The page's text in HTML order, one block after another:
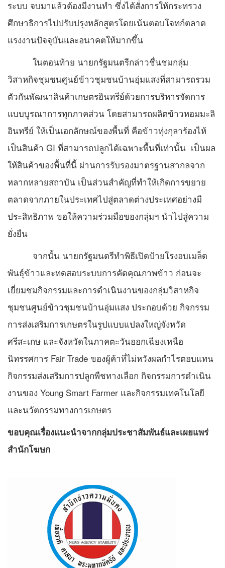
ระบบ จบมาแล้วต้องมีงานทำ ซึ่งได้สั่งการให้กระทรวง
ศึกษาธิการไปปรับปรุงหลักสูตรโดยเน้นตอบโจทก์ตลาด
แรงงานปัจจุบันและอนาคตให้มากขึ้น
ในตอนท้าย นายกรัฐมนตรีกล่าวชื่นชมกลุ่ม
วิสาหกิจชุมชนศูนย์ข้าวชุมชนบ้านอุ่มแสงที่สามารถรวม
ตัวกันพัฒนาสินค้าเกษตรอินทรีย์ด้วยการบริหารจัดการ
แบบบูรณาการทุกภาคส่วน โดยสามารถผลิตข้าวหอมมะลิ
อินทรีย์ ให้เป็นเอกลักษณ์ของพื้นที่ คือข้าวทุ่งกุลาร้องไห้
เป็นสินค้า GI ที่สามารถปลูกได้เฉพาะพื้นที่เท่านั้น เป็นผล
ให้สินค้าของพื้นที่นี้ ผ่านการรับรองมาตรฐานสากลจาก
หลากหลายสถาบัน เป็นส่วนสำคัญที่ทำให้เกิดการขยาย
ตลาดจากภายในประเทศไปสู่ตลาดต่างประเทศอย่างมี
ประสิทธิภาพ ขอให้ความร่วมมือของกลุ่มฯ นำไปสู่ความ
ยั่งยืน
จากนั้น นายกรัฐมนตรีทำพิธีเปิดป้ายโรงอบเมล็ด
พันธุ์ข้าวและทดสอบระบบการคัดคุณภาพข้าว ก่อนจะ
เยี่ยมชมกิจกรรมและการดำเนินงานของกลุ่มวิสาหกิจ
ชุมชนศูนย์ข้าวชุมชนบ้านอุ่มแสง ประกอบด้วย กิจกรรม
การส่งเสริมการเกษตรในรูปแบบแปลงใหญ่จังหวัด
ศรีสะเกษ และจังหวัดในภาคตะวันออกเฉียงเหนือ
นิทรรศการ Fair Trade ของผู้ค้าที่ไม่หวังผลกำไรตอบแทน
กิจกรรมส่งเสริมการปลูกพืชทางเลือก กิจกรรมการดำเนิน
งานของ Young Smart Farmer และกิจกรรมเทคโนโลยี
และนวัตกรรมทางการเกษตร
ขอบคุณเรื่องแนะนำจากกลุ่มประชาสัมพันธ์และเผยแพร่
สำนักโฆษก